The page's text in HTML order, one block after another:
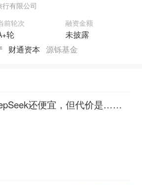
有限公司
前轮次
轮
融资金额
未披露
财通资本 源铄基金
还便宜，但代价是……